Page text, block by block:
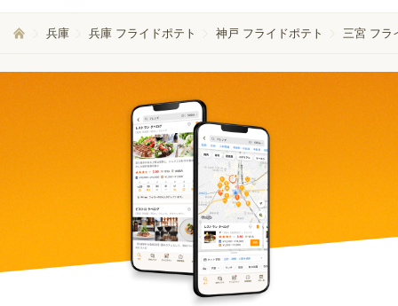
兵庫 兵庫 フライドポテト 神戸 フライドポテト 三宮 フラ